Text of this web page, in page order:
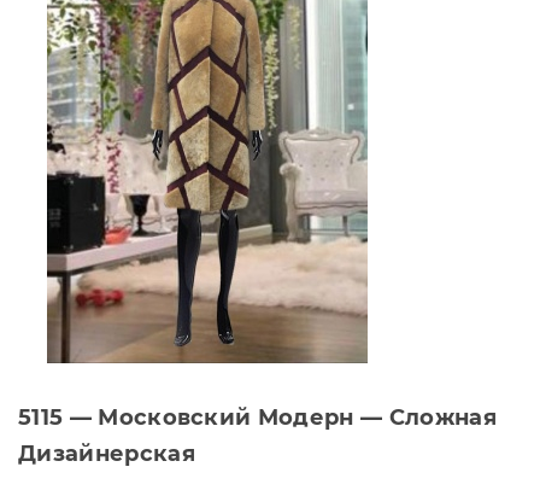
5115 — Московский Модерн — Сложная
Дизайнерская